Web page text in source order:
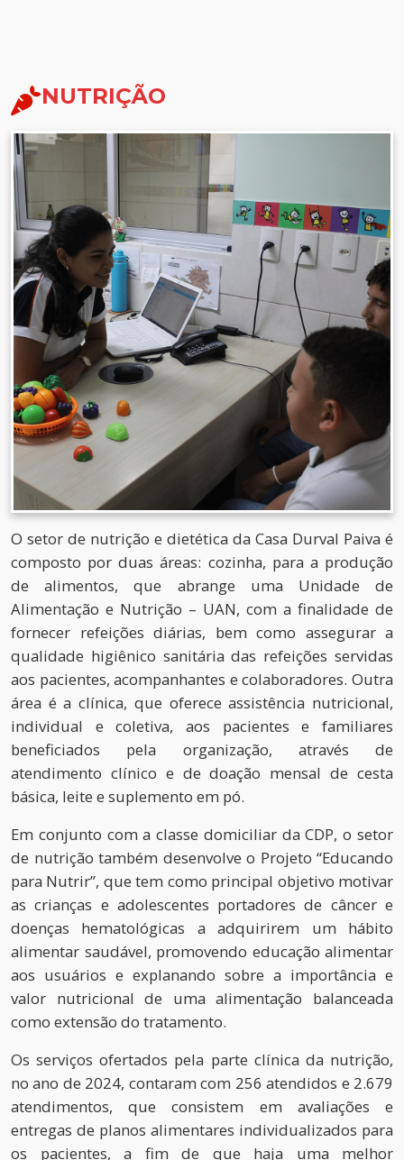
NUTRIÇÃO
O setor de nutrição e dietética da Casa Durval Paiva é
composto por duas áreas: cozinha, para a produção
de alimentos, que abrange uma Unidade de
Alimentação e Nutrição – UAN, com a finalidade de
fornecer refeições diárias, bem como assegurar a
qualidade higiênico sanitária das refeições servidas
aos pacientes, acompanhantes e colaboradores. Outra
área é a clínica, que oferece assistência nutricional,
individual e coletiva, aos pacientes e familiares
beneficiados pela organização, através de
atendimento clínico e de doação mensal de cesta
básica, leite e suplemento em pó.
Em conjunto com a classe domiciliar da CDP, o setor
de nutrição também desenvolve o Projeto “Educando
para Nutrir”, que tem como principal objetivo motivar
as crianças e adolescentes portadores de câncer e
doenças hematológicas a adquirirem um hábito
alimentar saudável, promovendo educação alimentar
aos usuários e explanando sobre a importância e
valor nutricional de uma alimentação balanceada
como extensão do tratamento.
Os serviços ofertados pela parte clínica da nutrição,
no ano de 2024, contaram com 256 atendidos e 2.679
atendimentos, que consistem em avaliações e
entregas de planos alimentares individualizados para
os pacientes, a fim de que haja uma melhor